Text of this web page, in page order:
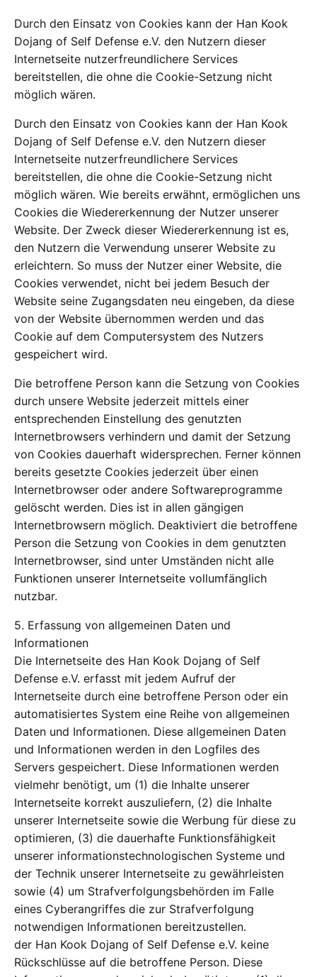
Durch den Einsatz von Cookies kann der Han Kook
Dojang of Self Defense e.V. den Nutzern dieser
Internetseite nutzerfreundlichere Services
bereitstellen, die ohne die Cookie-Setzung nicht
möglich wären.
Durch den Einsatz von Cookies kann der Han Kook
Dojang of Self Defense e.V. den Nutzern dieser
Internetseite nutzerfreundlichere Services
bereitstellen, die ohne die Cookie-Setzung nicht
möglich wären. Wie bereits erwähnt, ermöglichen uns
Cookies die Wiedererkennung der Nutzer unserer
Website. Der Zweck dieser Wiedererkennung ist es,
den Nutzern die Verwendung unserer Website zu
erleichtern. So muss der Nutzer einer Website, die
Cookies verwendet, nicht bei jedem Besuch der
Website seine Zugangsdaten neu eingeben, da diese
von der Website übernommen werden und das
Cookie auf dem Computersystem des Nutzers
gespeichert wird.
Die betroffene Person kann die Setzung von Cookies
durch unsere Website jederzeit mittels einer
entsprechenden Einstellung des genutzten
Internetbrowsers verhindern und damit der Setzung
von Cookies dauerhaft widersprechen. Ferner können
bereits gesetzte Cookies jederzeit über einen
Internetbrowser oder andere Softwareprogramme
gelöscht werden. Dies ist in allen gängigen
Internetbrowsern möglich. Deaktiviert die betroffene
Person die Setzung von Cookies in dem genutzten
Internetbrowser, sind unter Umständen nicht alle
Funktionen unserer Internetseite vollumfänglich
nutzbar.
5. Erfassung von allgemeinen Daten und
Informationen
Die Internetseite des Han Kook Dojang of Self
Defense e.V. erfasst mit jedem Aufruf der
Internetseite durch eine betroffene Person oder ein
automatisiertes System eine Reihe von allgemeinen
Daten und Informationen. Diese allgemeinen Daten
und Informationen werden in den Logfiles des
Servers gespeichert. Diese Informationen werden
vielmehr benötigt, um (1) die Inhalte unserer
Internetseite korrekt auszuliefern, (2) die Inhalte
unserer Internetseite sowie die Werbung für diese zu
optimieren, (3) die dauerhafte Funktionsfähigkeit
unserer informationstechnologischen Systeme und
der Technik unserer Internetseite zu gewährleisten
sowie (4) um Strafverfolgungsbehörden im Falle
eines Cyberangriffes die zur Strafverfolgung
notwendigen Informationen bereitzustellen.
der Han Kook Dojang of Self Defense e.V. keine
Rückschlüsse auf die betroffene Person. Diese